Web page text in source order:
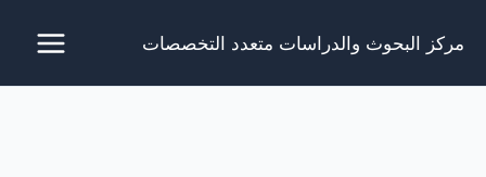
مركز البحوث والدراسات متعدد التخصصات